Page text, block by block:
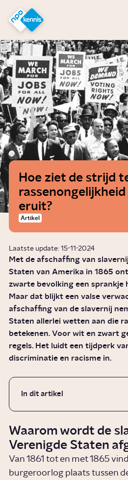
Hét
Hoe ziet de strijd
rassenongelijkheid
eruit?
Artikel
Laatste update: 15-11-2024
Met de afschaffing van
Staten van Amerika in 1865
zwarte bevolking een sprankje
Maar dat blijkt een valse
afschaffing van de slavernij
Staten allerlei wetten aan die
betekenen. Voor wit en zwart
regels. Het luidt een tijdperk
discriminatie en racisme in.
In dit artikel
Waarom wordt de
Verenigde Staten
Van 1861 tot en met 1865
burgeroorlog plaats tussen